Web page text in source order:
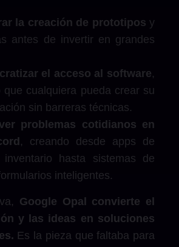
la creación de prototipos y
antes de invertir en grandes
el acceso al software,
que cualquiera pueda crear su
sin barreras técnicas.
problemas cotidianos en
, creando desde apps de
hasta sistemas de
inteligentes.
Google Opal convierte el
y las ideas en soluciones
Es la pieza que faltaba para